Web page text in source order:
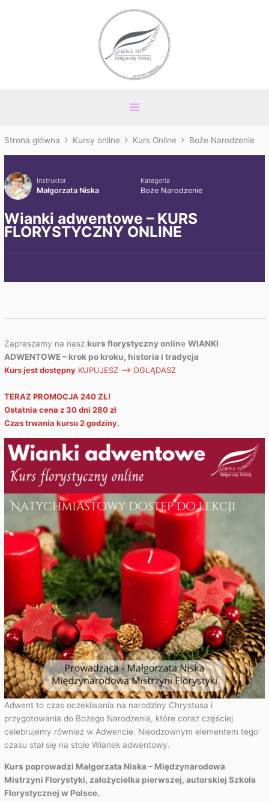
Main
Menu
Strona główna Kursy online Kurs Online Boże Narodzenie
Instruktor
Małgorzata Niska
Kategoria
Boże Narodzenie
Wianki adwentowe – KURS
FLORYSTYCZNY ONLINE
Zapraszamy na nasz kurs florystyczny onlineWIANKI
ADWENTOWE – krok po kroku, historia i tradycja
Kurs jest dostępny KUPUJESZ —> OGLĄDASZ
TERAZ PROMOCJA 240 ZŁ!
Ostatnia cena z 30 dni 280 zł
Czas trwania kursu 2 godziny.
Adwent to czas oczekiwania na narodziny Chrystusa i
przygotowania do Bożego Narodzenia, które coraz częściej
celebrujemy również w Adwencie. Nieodzownym elementem tego
czasu stał się na stole Wianek adwentowy.
Kurs poprowadzi Małgorzata Niska – Międzynarodowa
Mistrzyni Florystyki, założycielka pierwszej, autorskiej Szkoła
Florystycznej w Polsce.